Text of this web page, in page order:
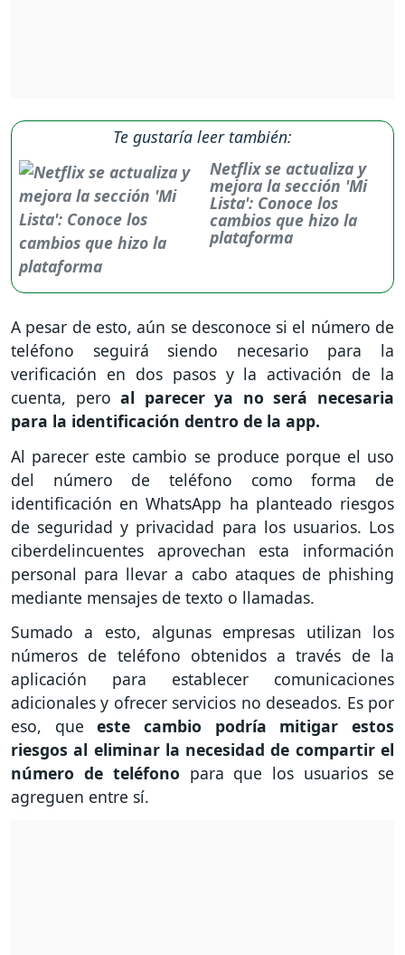
Te gustaría leer también:
Netflix se actualiza y
mejora la sección 'Mi
Lista': Conoce los
cambios que hizo la
plataforma
A pesar de esto, aún se desconoce si el número de
teléfono seguirá siendo necesario para la
verificación en dos pasos y la activación de la
cuenta, peroal parecer ya no será necesaria
para la identificación dentro de la app.
Al parecer este cambio se produce porque el uso
del número de teléfono como forma de
identificación en WhatsApp ha planteado riesgos
de seguridad y privacidad para los usuarios. Los
ciberdelincuentes aprovechan esta información
personal para llevar a cabo ataques de phishing
mediante mensajes de texto o llamadas.
Sumado a esto, algunas empresas utilizan los
números de teléfono obtenidos a través de la
aplicación para establecer comunicaciones
adicionales y ofrecer servicios no deseados. Es por
eso, queeste cambio podría mitigar estos
riesgos al eliminar la necesidad de compartir el
número de teléfono para que los usuarios se
agreguen entre sí.